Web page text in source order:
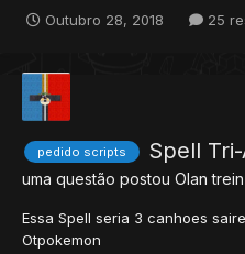
teleport e ele morre, alguem
Outubro 28, 2018 25
pedido scripts Spell
uma questão postou Olan trein
Essa Spell seria 3 canhoes
Otpokemon